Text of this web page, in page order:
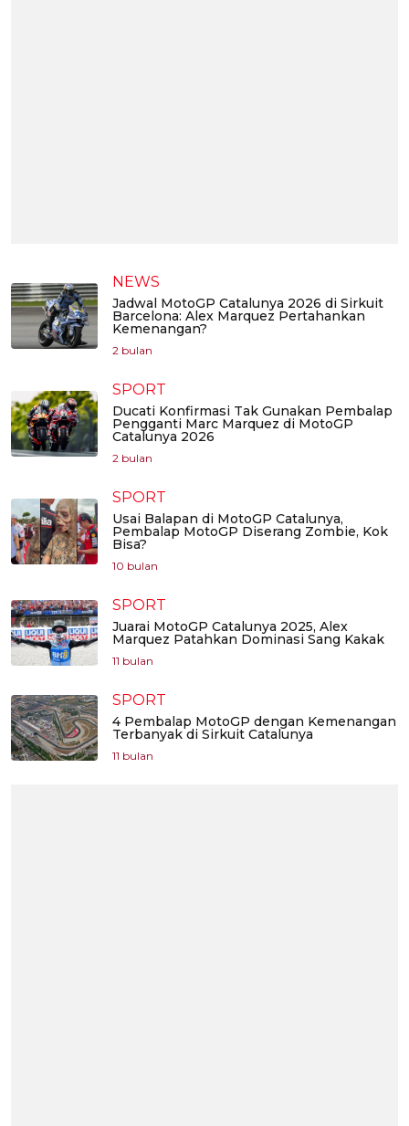
NEWS
Jadwal MotoGP Catalunya 2026 di Sirkuit
Barcelona: Alex Marquez Pertahankan
Kemenangan?
2 bulan
SPORT
Ducati Konfirmasi Tak Gunakan Pembalap
Pengganti Marc Marquez di MotoGP
Catalunya 2026
2 bulan
SPORT
Usai Balapan di MotoGP Catalunya,
Pembalap MotoGP Diserang Zombie, Kok
Bisa?
10 bulan
SPORT
Juarai MotoGP Catalunya 2025, Alex
Marquez Patahkan Dominasi Sang Kakak
11 bulan
SPORT
4 Pembalap MotoGP dengan Kemenangan
Terbanyak di Sirkuit Catalunya
11 bulan